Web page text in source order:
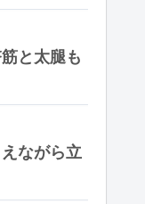
と太腿も
ながら立